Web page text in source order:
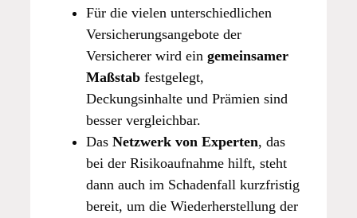
Für die vielen unterschiedlichen
Versicherungsangebote der
Versicherer wird ein gemeinsamer
Maßstab festgelegt,
Deckungsinhalte und Prämien sind
besser vergleichbar.
Das Netzwerk von Experten, das
bei der Risikoaufnahme hilft, steht
dann auch im Schadenfall kurzfristig
bereit, um die Wiederherstellung der